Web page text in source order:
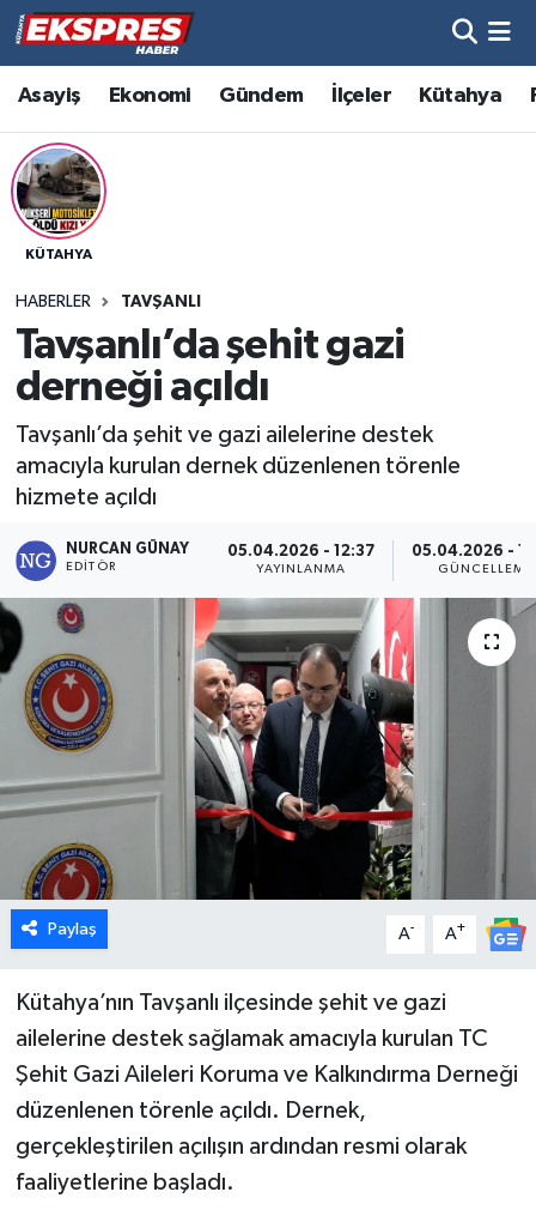
Asayiş Ekonomi Gündem İlçeler Kütahya
KÜTAHYA
HABERLER TAVŞANLI
Tavşanlı’da şehit gazi
derneği açıldı
Tavşanlı’da şehit ve gazi ailelerine destek
amacıyla kurulan dernek düzenlenen törenle
hizmete açıldı
NURCAN GÜNAY
EDITÖR
05.04.2026 - 12:37
YAYINLANMA
05.04.2026 -
GÜNCELLEME
Paylaş A- A+
Kütahya’nın Tavşanlı ilçesinde şehit ve gazi
ailelerine destek sağlamak amacıyla kurulan TC
Şehit Gazi Aileleri Koruma ve Kalkındırma Derneği
düzenlenen törenle açıldı. Dernek,
gerçekleştirilen açılışın ardından resmi olarak
faaliyetlerine başladı.
Altıntaş
Asayiş
Aslanapa
Bölge
Çavdarhisar
Domaniç
Eğitim
Ekonomi
Gediz
Genel
Gündem
Hisarcık
Köşe Yazıları
Hava Durumu
Trafik Durumu
Süper Lig Puan Durumu ve Fikstür
Son Dakika Haberleri
Haber Arşivi